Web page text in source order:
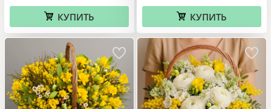
КУПИТЬ КУПИТЬ